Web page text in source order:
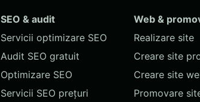
SEO & audit
Servicii optimizare SEO
Audit SEO gratuit
Optimizare SEO
Servicii SEO prețuri
Web &
Realizare site
Creare site
Creare site
Promovare